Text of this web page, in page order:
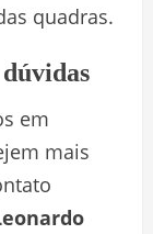
quadras.
em
mais